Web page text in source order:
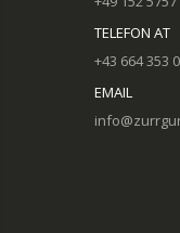
TELEFON AT
+43 664 353
EMAIL